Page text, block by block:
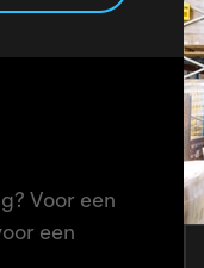
Voor een
een